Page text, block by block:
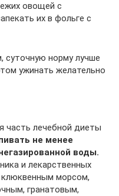
овощей с
их в фольге с
норму лучше
ужинать желательно
часть лечебной диеты
не менее
воды.
и лекарственных
морсом,
гранатовым,